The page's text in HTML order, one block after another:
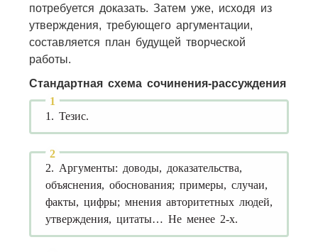
потребуется доказать. Затем уже, исходя из
утверждения, требующего аргументации,
составляется план будущей творческой
работы.
Стандартная схема сочинения-рассуждения
1. Тезис.
2. Аргументы: доводы, доказательства,
объяснения, обоснования; примеры, случаи,
факты, цифры; мнения авторитетных людей,
утверждения, цитаты… Не менее 2-х.